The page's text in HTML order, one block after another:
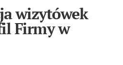
wizytówek
Firmy w